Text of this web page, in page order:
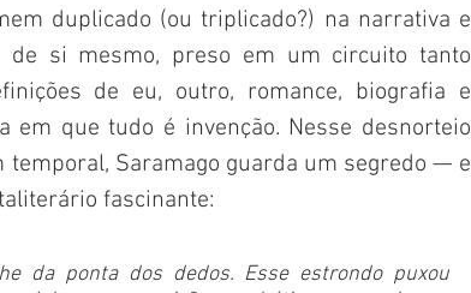
duplicado (ou triplicado?) na narrativa e
si mesmo, preso em um circuito tanto
de eu, outro, romance, biografia e
em que tudo é invenção. Nesse desnorteio
Saramago guarda um segredo — e
fascinante:
da ponta dos dedos. Esse estrondo puxou